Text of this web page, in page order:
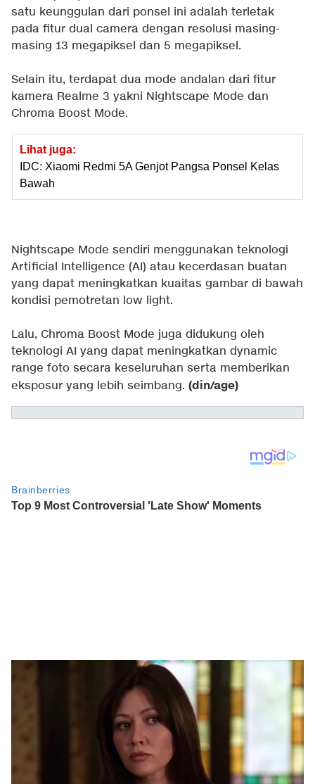
satu keunggulan dari ponsel ini adalah terletak
pada fitur dual camera dengan resolusi masing-
masing 13 megapiksel dan 5 megapiksel.
Selain itu, terdapat dua mode andalan dari fitur
kamera Realme 3 yakni Nightscape Mode dan
Chroma Boost Mode.
Lihat juga:
IDC: Xiaomi Redmi 5A Genjot Pangsa Ponsel Kelas
Bawah
Nightscape Mode sendiri menggunakan teknologi
Artificial Intelligence (AI) atau kecerdasan buatan
yang dapat meningkatkan kuaitas gambar di bawah
kondisi pemotretan low light.
Lalu, Chroma Boost Mode juga didukung oleh
teknologi AI yang dapat meningkatkan dynamic
range foto secara keseluruhan serta memberikan
eksposur yang lebih seimbang. (din/age)